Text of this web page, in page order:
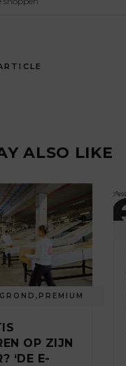
ALSO LIKE
, PREMIUM
OP ZIJN
‘DE E-